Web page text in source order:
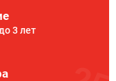
3 лет